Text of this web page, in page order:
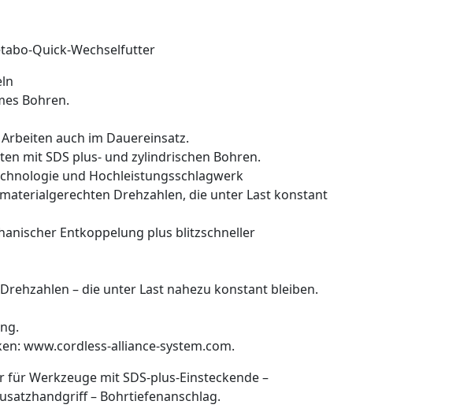
Quick-Wechselfutter
Bohren.
auch im Dauereinsatz.
mit SDS plus- und zylindrischen Bohren.
und Hochleistungsschlagwerk
Drehzahlen, die unter Last konstant
Entkoppelung plus blitzschneller
– die unter Last nahezu konstant bleiben.
www.cordless-alliance-system.com.
Werkzeuge mit SDS-plus-Einsteckende –
– Bohrtiefenanschlag.